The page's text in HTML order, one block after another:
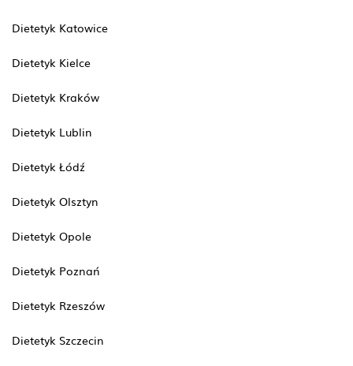
Dietetyk Katowice
Dietetyk Kielce
Dietetyk Kraków
Dietetyk Lublin
Dietetyk Łódź
Dietetyk Olsztyn
Dietetyk Opole
Dietetyk Poznań
Dietetyk Rzeszów
Dietetyk Szczecin